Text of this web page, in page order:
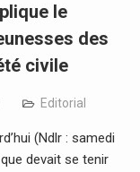
le
des
civile
Editorial
(Ndlr : samedi
devait se tenir